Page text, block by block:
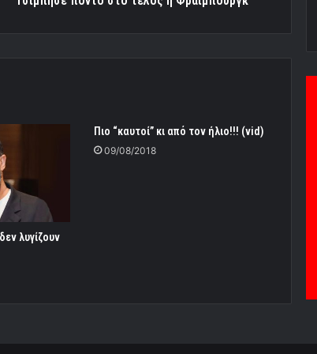
λυγίζουν
Πιο “καυτοί” κι από τον ήλιο!!! (vid)
09/08/2018